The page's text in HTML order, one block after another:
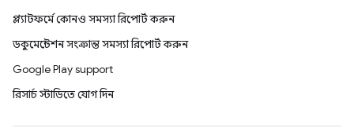
প্ল্যাটফর্মে কোনও সমস্যা রিপোর্ট করুন
ডকুমেন্টেশন সংক্রান্ত সমস্যা রিপোর্ট করুন
Google Play support
রিসার্চ স্টাডিতে যোগ দিন